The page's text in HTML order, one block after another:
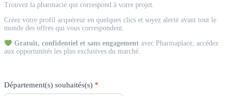
Acquéreur
Trouvez la pharmacie qui correspond à votre projet.
Créez votre profil acquéreur en quelques clics et soyez alerté avant tout le
monde des offres qui vous correspondent.
Gratuit, confidentiel et sans engagementavec Pharmaplace, accédez
aux opportunités les plus exclusives du marché.
Département(s) souhaités(s) *